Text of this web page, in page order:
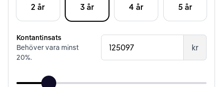
2 år 3 år 4 år 5 år
Kontantinsats
Behöver vara minst
20%.
kr